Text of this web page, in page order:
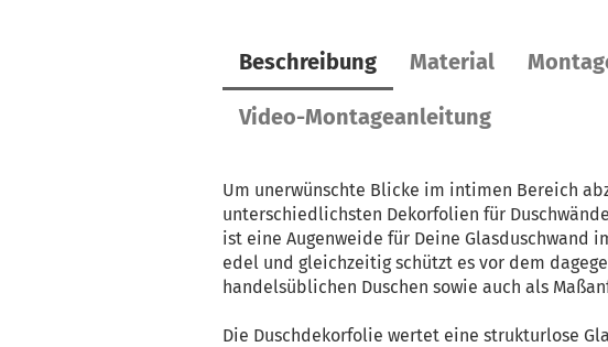
Beschreibung Material
Video-Montageanleitung
Um unerwünschte Blicke im intimen Bereich
unterschiedlichsten Dekorfolien für
ist eine Augenweide für Deine Glasduschwand
edel und gleichzeitig schützt es vor dem
handelsüblichen Duschen sowie auch als
Die Duschdekorfolie wertet eine strukturlose